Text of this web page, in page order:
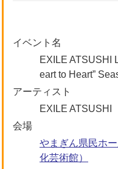
イベント名
EXILE ATSUSHI
eart to Heart”
アーティスト
EXILE ATSUSHI
会場
やまぎん県民ホ
化芸術館）